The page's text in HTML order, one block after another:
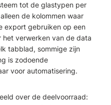
tot de glastypen per
de kolommen waar
export gebruiken op een
het verwerken van de data
tabblad, sommige zijn
is zodoende
voor automatisering.
over de deelvoorraad: